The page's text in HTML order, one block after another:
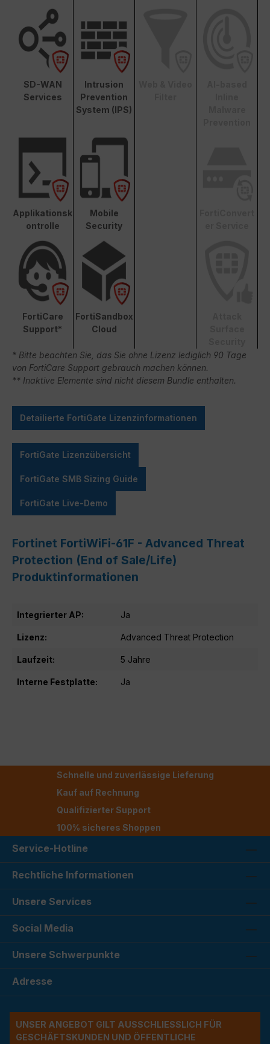
SD-WAN
Services
Intrusion
Prevention
System (IPS)
Applikationsk
ontrolle
Mobile
Security
FortiCare
Support*
FortiSandbox
Cloud
* Bitte beachten Sie, das Sie ohne Lizenz lediglich 90 Tage
von FortiCare Support gebrauch machen können.
** Inaktive Elemente sind nicht diesem Bundle enthalten.
Detailierte FortiGate Lizenzinformationen
FortiGate Lizenzübersicht
FortiGate SMB Sizing Guide
FortiGate Live-Demo
Fortinet FortiWiFi-61F - Advanced Threat
Protection (End of Sale/Life)
Produktinformationen
Integrierter AP: Ja
Lizenz: Advanced Threat Protection
Laufzeit: 5 Jahre
Interne Festplatte: Ja
Schnelle und zuverlässige Lieferung
Kauf auf Rechnung
Qualifizierter Support
100% sicheres Shoppen
Service-Hotline
Rechtliche Informationen
Unsere Services
Social Media
Unsere Schwerpunkte
Adresse
UNSER ANGEBOT GILT AUSSCHLIESSLICH FÜR G
ESCHÄFTSKUNDEN UND ÖFFENTLICHE A